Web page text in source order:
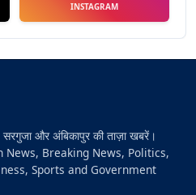
INSTAGRAM
और अंबिकापुर की ताज़ा खबरें।
Breaking News, Politics,
Sports and Government